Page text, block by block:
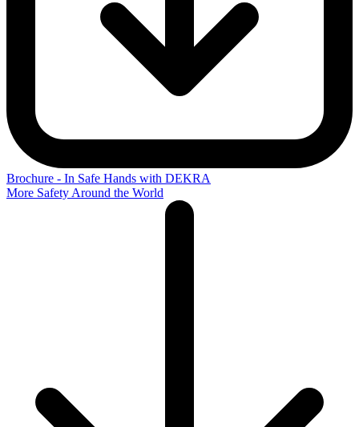
Brochure - In Safe Hands with DEKRA
More Safety Around the World